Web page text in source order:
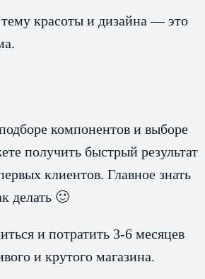
красоты и дизайна — это
компонентов и выборе
получить быстрый результат
клиентов. Главное знать
делать 🙂
и потратить 3-6 месяцев
и крутого магазина.